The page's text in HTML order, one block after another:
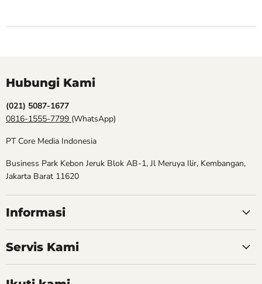
Hubungi Kami
(021) 5087-1677
0816-1555-7799 (WhatsApp)
PT Core Media Indonesia
Business Park Kebon Jeruk Blok AB-1, Jl Meruya Ilir, Kembangan,
Jakarta Barat 11620
Informasi
Servis Kami